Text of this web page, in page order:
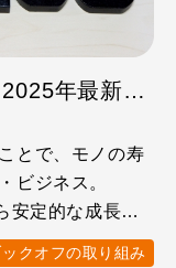
数字でわかるリユース業界・2025年最新トピックス
とで、モノの寿
ビジネス。
安定的な成長を
クオフの取り組み